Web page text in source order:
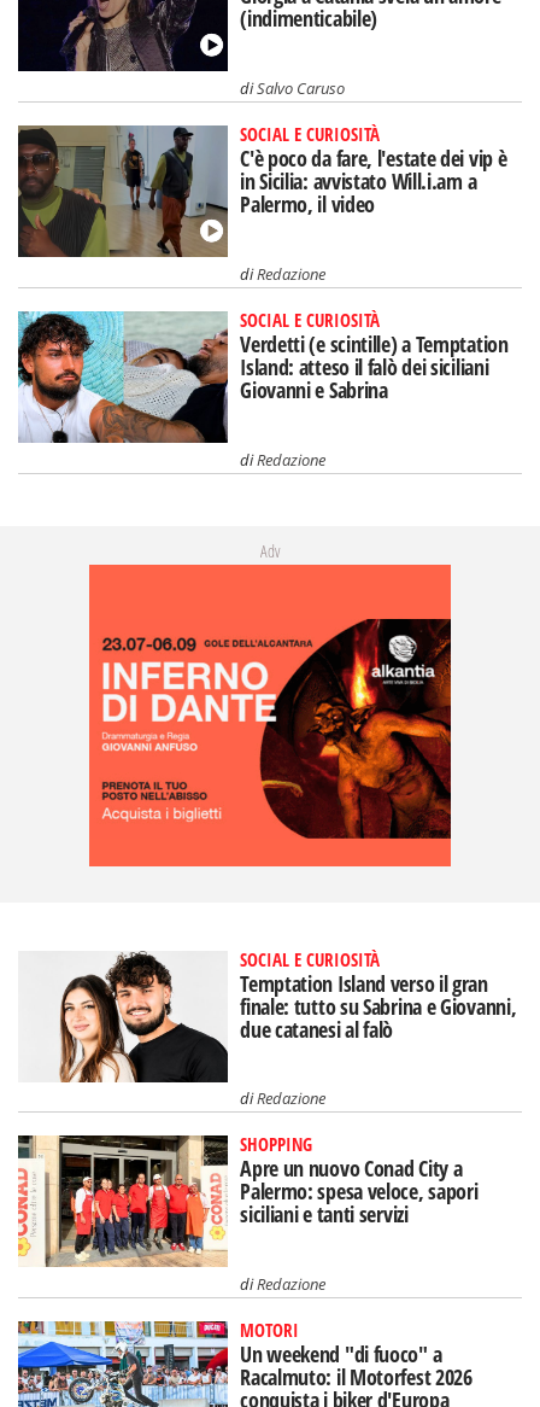
(indimenticabile)
diSalvo Caruso
SOCIAL E CURIOSITÀ
C'è poco da fare, l'estate dei vip è
in Sicilia: avvistato Will.i.am a
Palermo, il video
diRedazione
SOCIAL E CURIOSITÀ
Verdetti (e scintille) a Temptation
Island: atteso il falò dei siciliani
Giovanni e Sabrina
diRedazione
Adv
SOCIAL E CURIOSITÀ
Temptation Island verso il gran
finale: tutto su Sabrina e Giovanni,
due catanesi al falò
diRedazione
SHOPPING
Apre un nuovo Conad City a
Palermo: spesa veloce, sapori
siciliani e tanti servizi
diRedazione
MOTORI
Un weekend "di fuoco" a
Racalmuto: il Motorfest 2026
conquista i biker d'Europa